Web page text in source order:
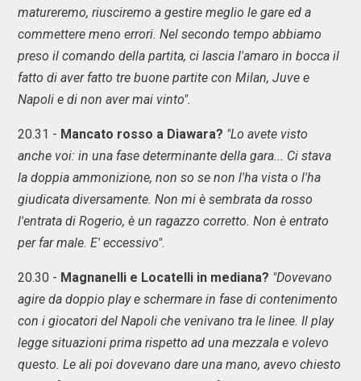
matureremo, riusciremo a gestire meglio le gare ed a
commettere meno errori. Nel secondo tempo abbiamo
preso il comando della partita, ci lascia l'amaro in bocca il
fatto di aver fatto tre buone partite con Milan, Juve e
Napoli e di non aver mai vinto".
20.31 - Mancato rosso a Diawara? "Lo avete visto
anche voi: in una fase determinante della gara... Ci stava
la doppia ammonizione, non so se non l'ha vista o l'ha
giudicata diversamente. Non mi è sembrata da rosso
l'entrata di Rogerio, è un ragazzo corretto. Non è entrato
per far male. E' eccessivo".
20.30 - Magnanelli e Locatelli in mediana? "Dovevano
agire da doppio play e schermare in fase di contenimento
con i giocatori del Napoli che venivano tra le linee. Il play
legge situazioni prima rispetto ad una mezzala e volevo
questo. Le ali poi dovevano dare una mano, avevo chiesto